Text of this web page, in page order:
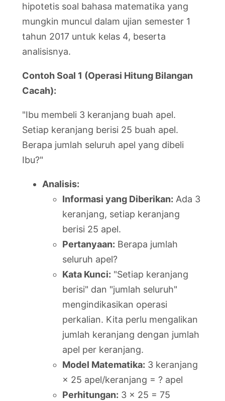
hipotetis soal bahasa matematika yang
mungkin muncul dalam ujian semester 1
tahun 2017 untuk kelas 4, beserta
analisisnya.
Contoh Soal 1 (Operasi Hitung Bilangan
Cacah):
"Ibu membeli 3 keranjang buah apel.
Setiap keranjang berisi 25 buah apel.
Berapa jumlah seluruh apel yang dibeli
Ibu?"
Analisis:
Informasi yang Diberikan: Ada 3
keranjang, setiap keranjang
berisi 25 apel.
Pertanyaan: Berapa jumlah
seluruh apel?
Kata Kunci: "Setiap keranjang
berisi" dan "jumlah seluruh"
mengindikasikan operasi
perkalian. Kita perlu mengalikan
jumlah keranjang dengan jumlah
apel per keranjang.
Model Matematika: 3 keranjang
× 25 apel/keranjang = ? apel
Perhitungan: 3 × 25 = 75